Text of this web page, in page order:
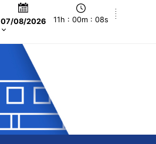
07/08/2026 11h : 00m : 08s